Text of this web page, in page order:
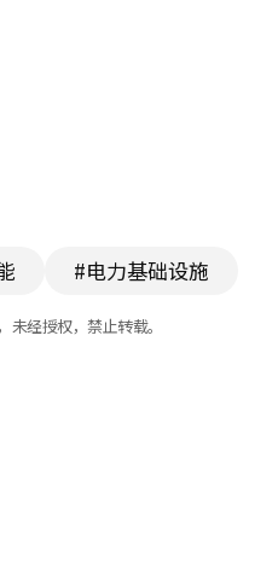
#电力基础设施
未经授权，禁止转载。